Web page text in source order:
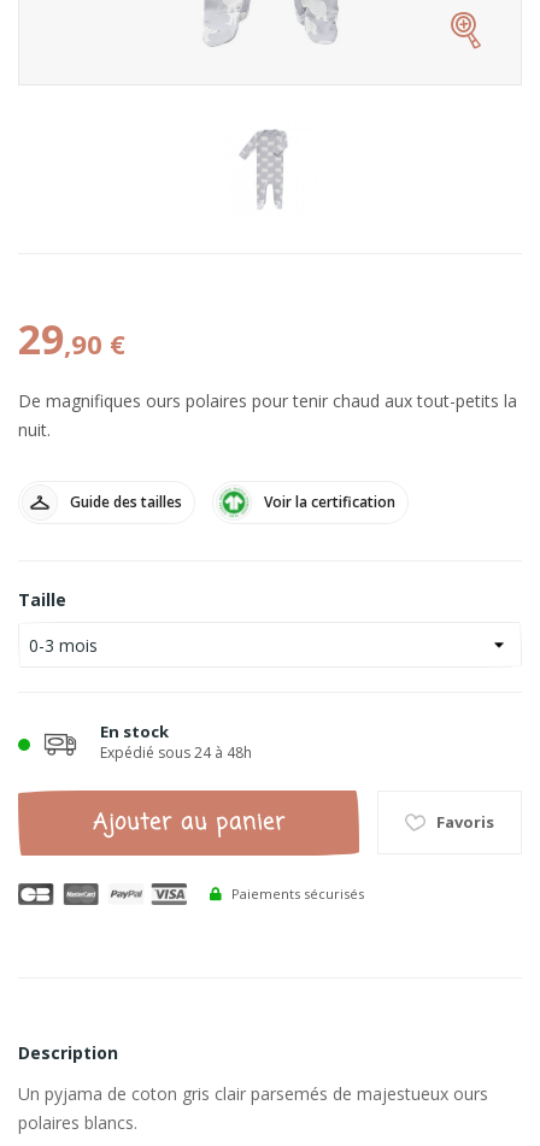
29,90 €
De magnifiques ours polaires pour tenir chaud aux tout-petits la
nuit.
Guide des tailles Voir la certification
Taille
En stock
Expédié sous 24 à 48h
Ajouter au panier Favoris
Paiements sécurisés
Description
Un pyjama de coton gris clair parsemés de majestueux ours
polaires blancs.